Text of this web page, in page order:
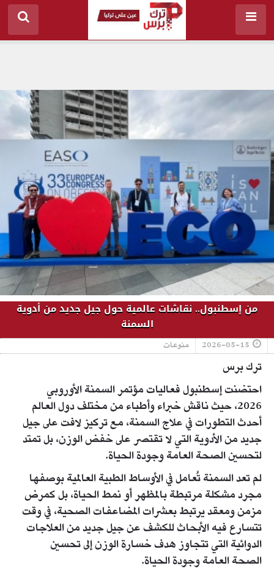
من إسطنبول.. نقاشات عالمية حول جيل جديد من أدوية
السمنة
2026-05-15 منوعات
ترك برس
احتضنت إسطنبول فعاليات مؤتمر السمنة الأوروبي
2026، حيث ناقش خبراء وأطباء من مختلف دول العالم
أحدث التطورات في علاج السمنة، مع تركيز لافت على جيل
جديد من الأدوية التي لا تقتصر على خفض الوزن، بل تمتد
لتحسين الصحة العامة وجودة الحياة.
لم تعد السمنة تُعامل في الأوساط الطبية العالمية بوصفها
مجرد مشكلة مرتبطة بالمظهر أو نمط الحياة، بل كمرض
مزمن ومعقد يرتبط بعشرات المضاعفات الصحية، في وقت
تتسارع فيه الأبحاث للكشف عن جيل جديد من العلاجات
الدوائية التي تتجاوز هدف خسارة الوزن إلى تحسين
الصحة العامة وجودة الحياة.